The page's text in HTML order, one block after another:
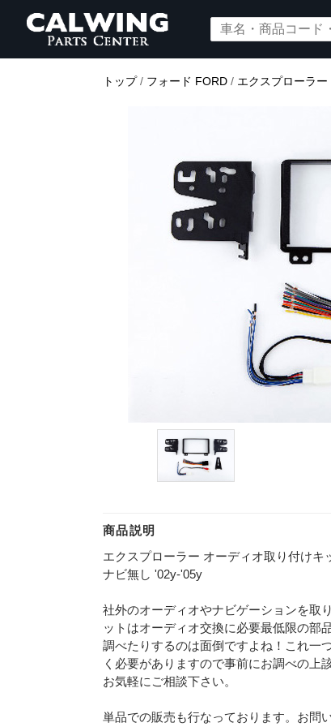
トップ/ フォード FORD / エクスプローラー
商品説明
エクスプローラー オーディオ取り付け
ナビ無し '02y-'05y
社外のオーディオやナビゲーションを取
ットはオーディオ交換に必要最低限の部
調べたりするのは面倒ですよね！これ一
く必要がありますので事前にお調べの上
お気軽にご相談下さい。
単品での販売も行なっております。お問